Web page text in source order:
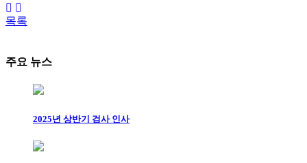
목록
주요 뉴스
2025년 상반기 검사 인사